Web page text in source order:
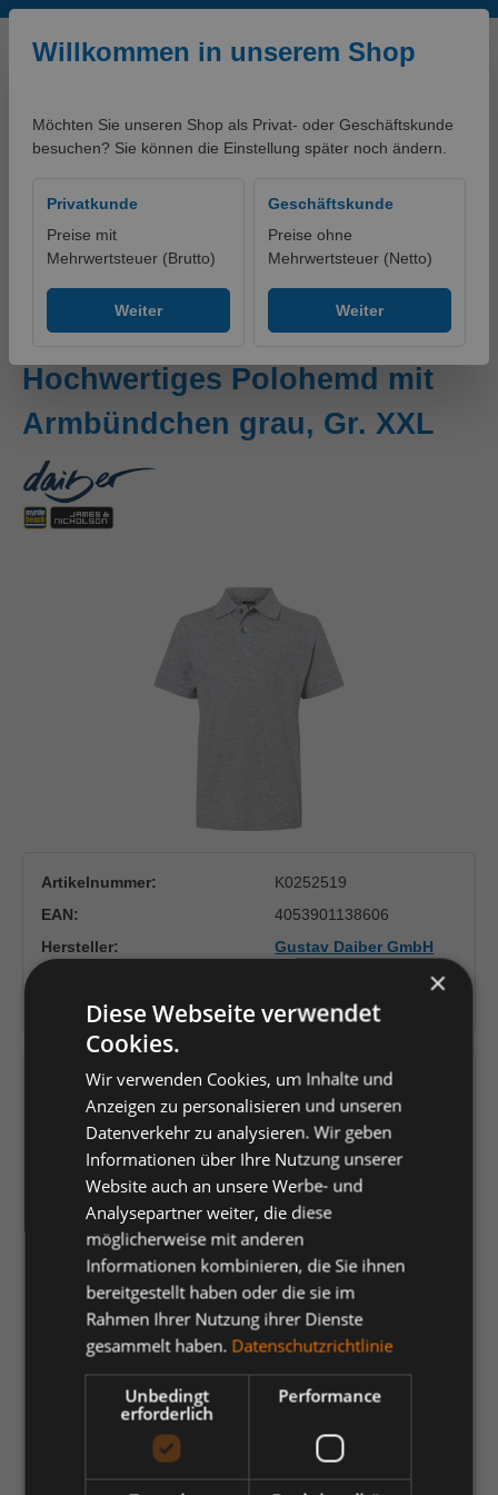
Zum Hauptinhalt springen
Willkommen in unserem Shop
Möchten Sie unseren Shop als Privat- oder Geschäftskunde
besuchen? Sie können die Einstellung später noch ändern.
Privatkunde
Preise mit
Mehrwertsteuer (Brutto)
Weiter
Geschäftskunde
Preise ohne
Mehrwertsteuer (Netto)
Weiter
Classic Polo Junior
Hochwertiges Polohemd mit
Armbündchen grau, Gr. XXL
Hersteller:
Gustav Daiber GmbH
Artikelnummer:
K0252519
EAN:
4053901138606
Herstellernummer: JN070KGREHE/XXL
Versandfertig in 5 Tagen, Lieferzeit 1-3 Tage
Farbeauswählen
acid-yellow aqua aubergine black brown
dark-orange dark-royal fern-green gold-yellow
graphite grey-heather irish-green light-blue
light-yellow lilac lime-green mint
orange pacific petrol pink purple red
signal-red sky-blue stone tomato turquoise
yellow
auswählen
×
Diese Webseite verwendet
Cookies.
Wir verwenden Cookies, um Inhalte und
Anzeigen zu personalisieren und unseren
Datenverkehr zu analysieren. Wir geben
Informationen über Ihre Nutzung unserer
Website auch an unsere Werbe- und
Analysepartner weiter, die diese
möglicherweise mit anderen
Informationen kombinieren, die Sie ihnen
bereitgestellt haben oder die sie im
Rahmen Ihrer Nutzung ihrer Dienste
gesammelt haben. Datenschutzrichtlinie
Unbedingt
erforderlich
Performance